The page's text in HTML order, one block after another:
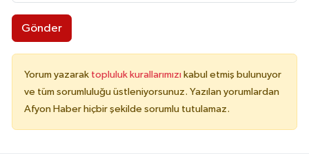
Gönder
Yorum yazarak topluluk kurallarımızı kabul etmiş bulunuyor
ve tüm sorumluluğu üstleniyorsunuz. Yazılan yorumlardan
Afyon Haber hiçbir şekilde sorumlu tutulamaz.